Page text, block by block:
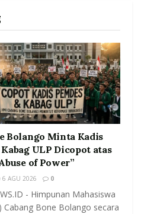
Bolango Minta Kadis
ULP Dicopot atas
of Power”
6 AGU 2026 0
- Himpunan Mahasiswa
Cabang Bone Bolango secara